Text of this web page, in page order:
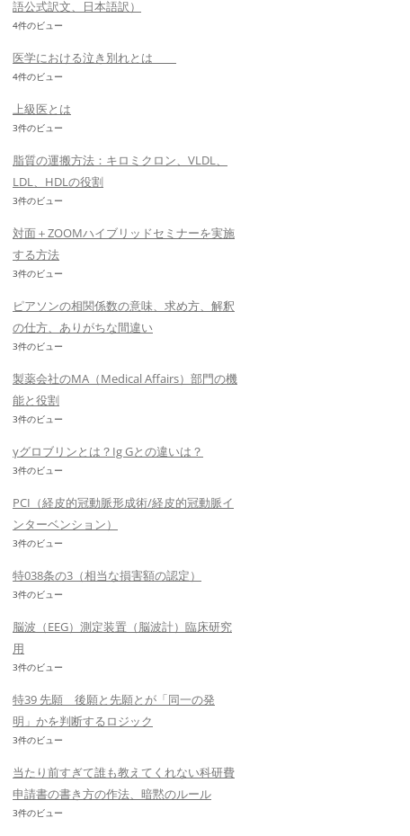
語公式訳文、日本語訳）
4件のビュー
医学における泣き別れとは
4件のビュー
上級医とは
3件のビュー
脂質の運搬方法：キロミクロン、VLDL、
LDL、HDLの役割
3件のビュー
対面＋ZOOMハイブリッドセミナーを実施
する方法
3件のビュー
ピアソンの相関係数の意味、求め方、解釈
の仕方、ありがちな間違い
3件のビュー
製薬会社のMA（Medical Affairs）部門の機
能と役割
3件のビュー
γグロブリンとは？Ig Gとの違いは？
3件のビュー
PCI（経皮的冠動脈形成術/経皮的冠動脈イ
ンターベンション）
3件のビュー
特038条の3（相当な損害額の認定）
3件のビュー
脳波（EEG）測定装置（脳波計）臨床研究
用
3件のビュー
特39 先願 後願と先願とが「同一の発
明」かを判断するロジック
3件のビュー
当たり前すぎて誰も教えてくれない科研費
申請書の書き方の作法、暗黙のルール
3件のビュー